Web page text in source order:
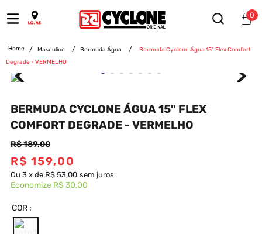
0
Masculino Bermuda Água
Bermuda Cyclone Água 15" Flex Comfort
Degrade - VERMELHO
BERMUDA CYCLONE ÁGUA 15" FLEX
COMFORT DEGRADE - VERMELHO
R$189,00
R$ 159,00
Ou 3 x de R$ 53,00 sem juros
Economize R$ 30,00
COR